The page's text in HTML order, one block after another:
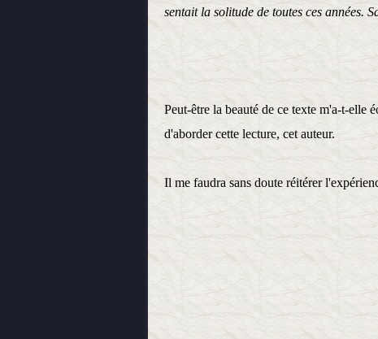
sentait la solitude de toutes ces années.
Peut-être la beauté de ce texte m'a-t-elle
d'aborder cette lecture, cet auteur.
Il me faudra sans doute réitérer